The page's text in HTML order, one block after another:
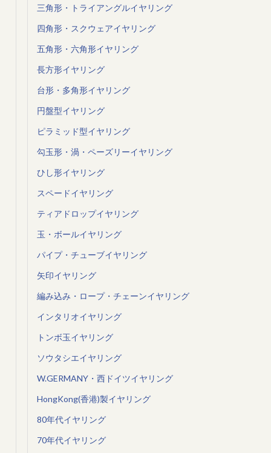
三角形・トライアングルイヤリング
四角形・スクウェアイヤリング
五角形・六角形イヤリング
長方形イヤリング
台形・多角形イヤリング
円盤型イヤリング
ピラミッド型イヤリング
勾玉形・渦・ペーズリーイヤリング
ひし形イヤリング
スペードイヤリング
ティアドロップイヤリング
玉・ボールイヤリング
パイプ・チューブイヤリング
矢印イヤリング
編み込み・ロープ・チェーンイヤリング
インタリオイヤリング
トンボ玉イヤリング
ソウタシエイヤリング
W.GERMANY・西ドイツイヤリング
HongKong(香港)製イヤリング
80年代イヤリング
70年代イヤリング